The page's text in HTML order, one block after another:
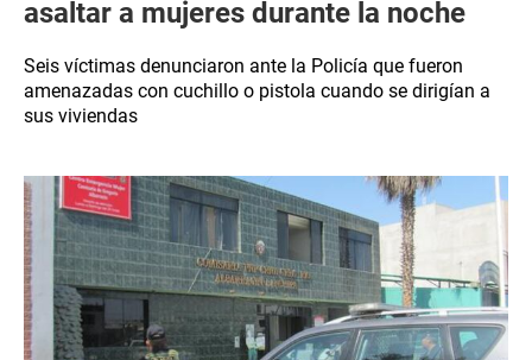
asaltar a mujeres durante la noche
Seis víctimas denunciaron ante la Policía que fueron
amenazadas con cuchillo o pistola cuando se dirigían a
sus viviendas